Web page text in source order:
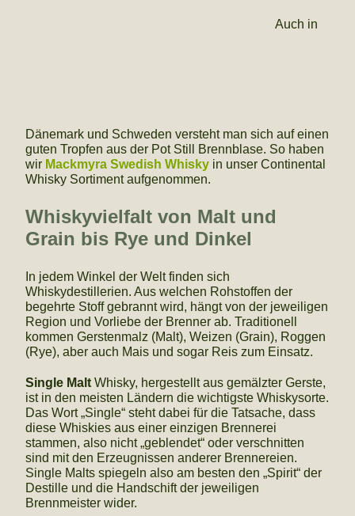
Auch in
Dänemark und Schweden versteht man sich auf einen
guten Tropfen aus der Pot Still Brennblase. So haben
wir Mackmyra Swedish Whiskyin unser Continental
Whisky Sortiment aufgenommen.
Whiskyvielfalt von Malt und
Grain bis Rye und Dinkel
In jedem Winkel der Welt finden sich
Whiskydestillerien. Aus welchen Rohstoffen der
begehrte Stoff gebrannt wird, hängt von der jeweiligen
Region und Vorliebe der Brenner ab. Traditionell
kommen Gerstenmalz (Malt), Weizen (Grain), Roggen
(Rye), aber auch Mais und sogar Reis zum Einsatz.
Single MaltWhisky, hergestellt aus gemälzter Gerste,
ist in den meisten Ländern die wichtigste Whiskysorte.
Das Wort „Single“ steht dabei für die Tatsache, dass
diese Whiskies aus einer einzigen Brennerei
stammen, also nicht „geblendet“ oder verschnitten
sind mit den Erzeugnissen anderer Brennereien.
Single Malts spiegeln also am besten den „Spirit“ der
Destille und die Handschift der jeweiligen
Brennmeister wider.